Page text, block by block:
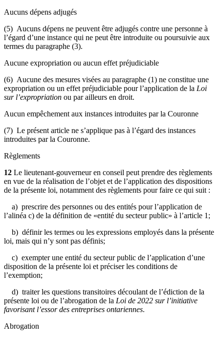
Aucuns dépens adjugés
(5) Aucuns dépens ne peuvent être adjugés contre une personne à
l’égard d’une instance qui ne peut être introduite ou poursuivie aux
termes du paragraphe (3).
Aucune expropriation ou aucun effet préjudiciable
(6) Aucune des mesures visées au paragraphe (1) ne constitue une
expropriation ou un effet préjudiciable pour l’application de la Loi
sur l’expropriation ou par ailleurs en droit.
Aucun empêchement aux instances introduites par la Couronne
(7) Le présent article ne s’applique pas à l’égard des instances
introduites par la Couronne.
Règlements
12 Le lieutenant-gouverneur en conseil peut prendre des règlements
en vue de la réalisation de l’objet et de l’application des dispositions
de la présente loi, notamment des règlements pour faire ce qui suit :
a) prescrire des personnes ou des entités pour l’application de
l’alinéa c) de la définition de «entité du secteur public» à l’article 1;
b) définir les termes ou les expressions employés dans la présente
loi, mais qui n’y sont pas définis;
c) exempter une entité du secteur public de l’application d’une
disposition de la présente loi et préciser les conditions de
l’exemption;
d) traiter les questions transitoires découlant de l’édiction de la
présente loi ou de l’abrogation de la Loi de 2022 sur l’initiative
favorisant l’essor des entreprises ontariennes.
Abrogation